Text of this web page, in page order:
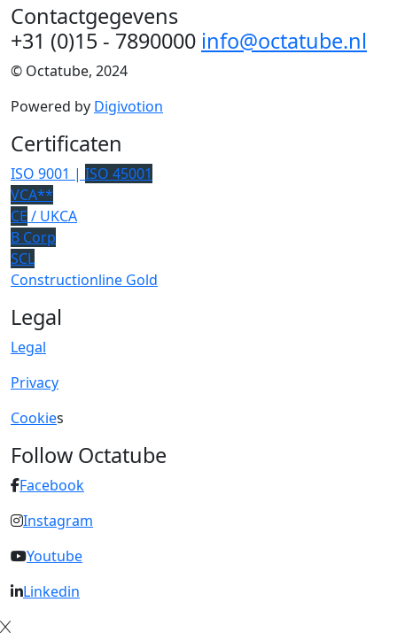
Contactgegevens
+31 (0)15 - 7890000 info@octatube.nl
© Octatube, 2024
Powered by Digivotion
Certificaten
ISO 9001 | ISO 45001
VCA**
CE / UKCA
B Corp
SCL
Constructionline Gold
Legal
Legal
Privacy
Cookies
Follow Octatube
Facebook
Instagram
Youtube
Linkedin